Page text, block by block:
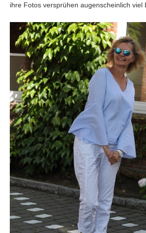
ihre Fotos versprühen augenscheinlich viel